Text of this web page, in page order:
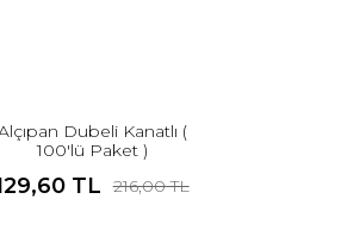
Dubeli Kanatlı (
100'lü Paket )
TL 216,00 TL